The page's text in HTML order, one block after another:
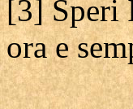
[3] Speri
ora e